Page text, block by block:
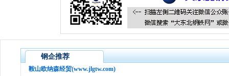
钢企推荐
鞍山欧纳森经贸(www.jlgtw.com)